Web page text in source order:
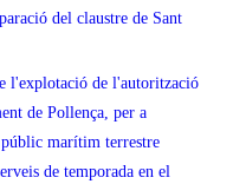
del claustre de Sant
l'explotació de l'autorització
de Pollença, per a
marítim terrestre
de temporada en el